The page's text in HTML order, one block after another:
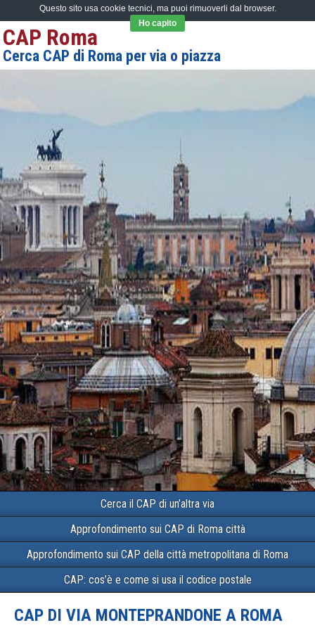
CAP Roma
Cerca CAP di Roma per via o piazza
Cerca il CAP di un’altra via
Approfondimento sui CAP di Roma città
Approfondimento sui CAP della città metropolitana di Roma
CAP: cos’è e come si usa il codice postale
CAP DI VIA MONTEPRANDONE A ROMA
Questo sito usa cookie tecnici, ma puoi rimuoverli dal browser.
Ho capito